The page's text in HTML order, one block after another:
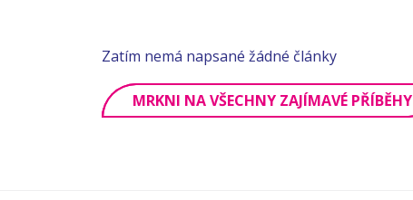
Zatím nemá napsané žádné články
MRKNI NA VŠECHNY ZAJÍMAVÉ PŘÍBĚHY